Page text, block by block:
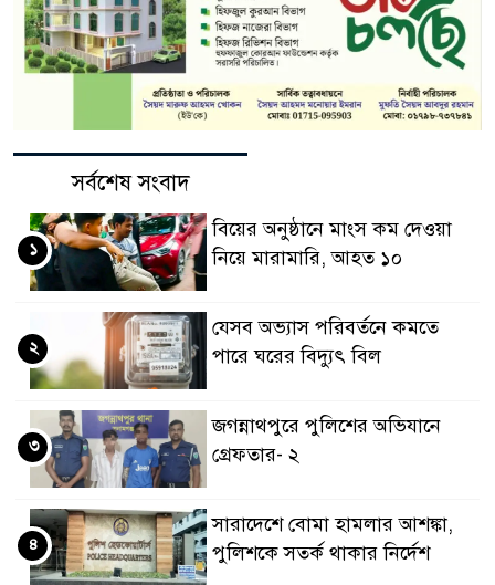
সর্বশেষ সংবাদ
বিয়ের অনুষ্ঠানে মাংস কম দেওয়া
নিয়ে মারামারি, আহত ১০
১
যেসব অভ্যাস পরিবর্তনে কমতে
পারে ঘরের বিদ্যুৎ বিল
২
জগন্নাথপুরে পুলিশের অভিযানে
গ্রেফতার- ২
৩
সারাদেশে বোমা হামলার আশঙ্কা,
পুলিশকে সতর্ক থাকার নির্দেশ
৪